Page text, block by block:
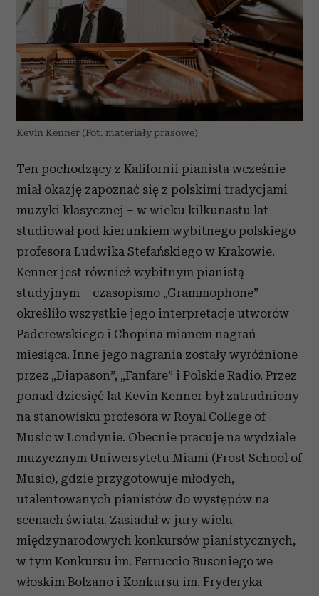
Kevin Kenner (Fot. materiały prasowe)
Ten pochodzący z Kalifornii pianista wcześnie
miał okazję zapoznać się z polskimi tradycjami
muzyki klasycznej – w wieku kilkunastu lat
studiował pod kierunkiem wybitnego polskiego
profesora Ludwika Stefańskiego w Krakowie.
Kenner jest również wybitnym pianistą
studyjnym – czasopismo „Grammophone”
określiło wszystkie jego interpretacje utworów
Paderewskiego i Chopina mianem nagrań
miesiąca. Inne jego nagrania zostały wyróżnione
przez „Diapason”, „Fanfare” i Polskie Radio. Przez
ponad dziesięć lat Kevin Kenner był zatrudniony
na stanowisku profesora w Royal College of
Music w Londynie. Obecnie pracuje na wydziale
muzycznym Uniwersytetu Miami (Frost School of
Music), gdzie przygotowuje młodych,
utalentowanych pianistów do występów na
scenach świata. Zasiadał w jury wielu
międzynarodowych konkursów pianistycznych,
w tym Konkursu im. Ferruccio Busoniego we
włoskim Bolzano i Konkursu im. Fryderyka